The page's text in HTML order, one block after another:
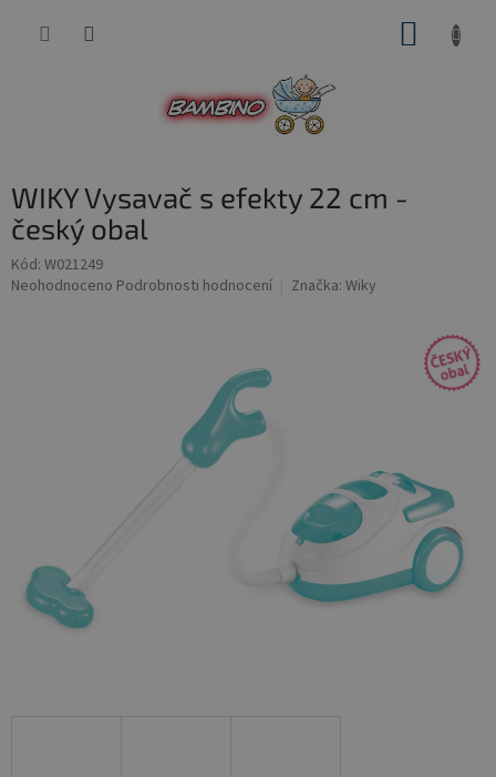
WIKY Vysavač s efekty 22 cm -
český obal
Kód: W021249
Průměrné
Neohodnoceno Podrobnosti hodnocení Značka: Wiky